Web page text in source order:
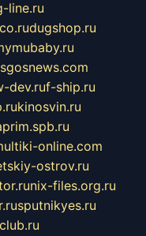
line.ru
dugshop.ru
dev.ruf-ship.ru
kinosvin.ru
online.com
ostrov.ru
nix-files.org.ru
sputnikyes.ru